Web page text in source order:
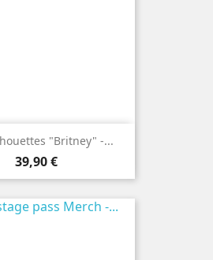
"Britney" -...
Prix
39,90 €